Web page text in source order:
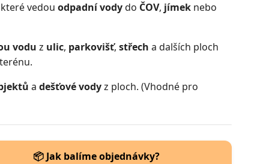
vedou odpadní vodydo ČOV, jímeknebo
vodu z ulic, parkovišť, střech a dalších ploch
a dešťové vodyz ploch. (Vhodné pro
📦 Jak balíme objednávky?